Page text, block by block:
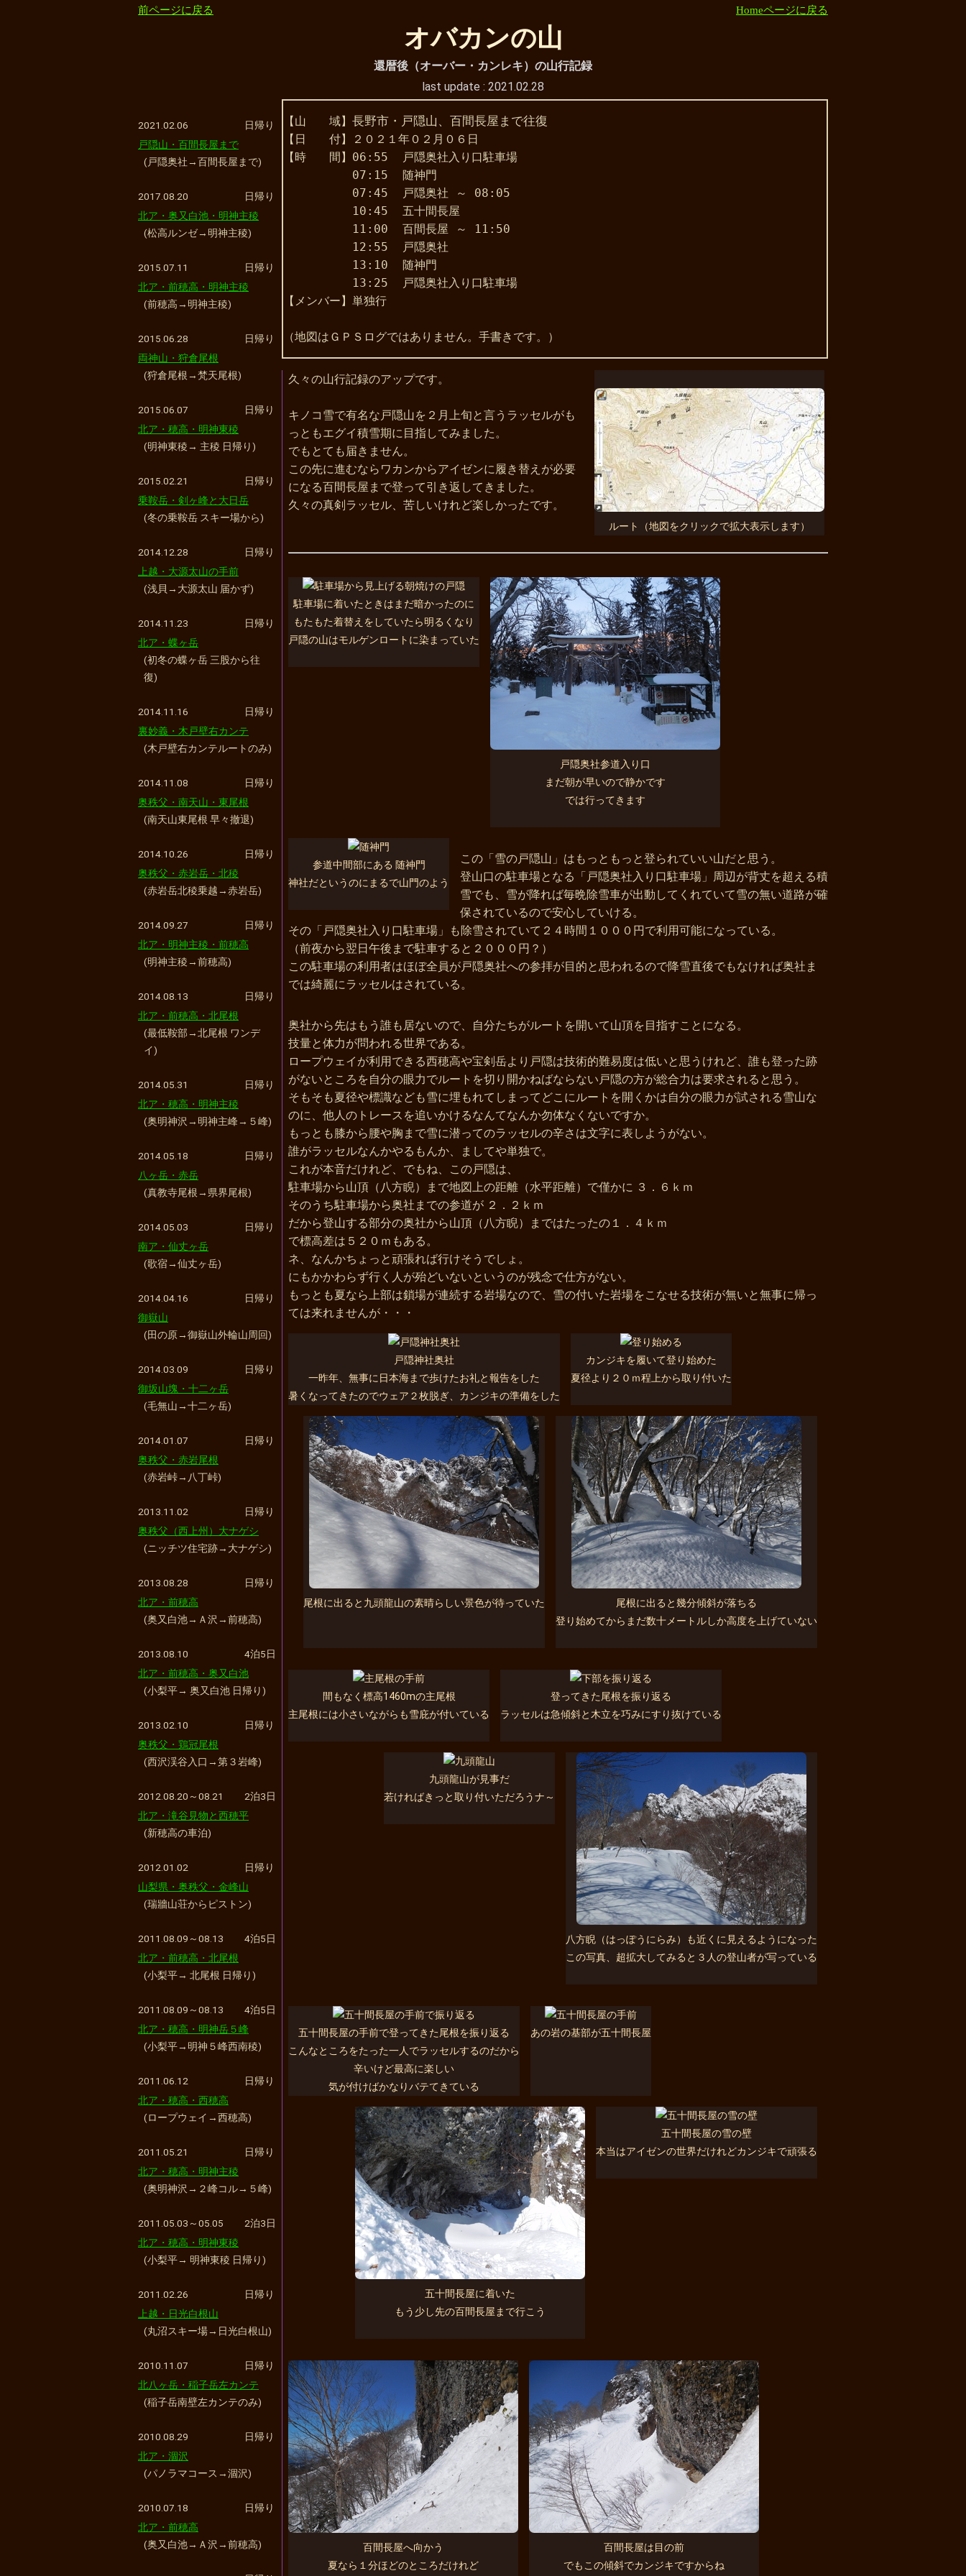
前ページに戻る Homeページに戻る
オバカンの山
還暦後（オーバー・カンレキ）の山行記録
last update : 2021.02.28
2021.02.06
日帰り
戸隠山・百間長屋まで
(戸隠奥社→百間長屋まで)
2017.08.20
日帰り
北ア・奥又白池・明神主稜
(松高ルンゼ→明神主稜)
2015.07.11
日帰り
北ア・前穂高・明神主稜
(前穂高→明神主稜)
2015.06.28
日帰り
両神山・狩倉尾根
(狩倉尾根→梵天尾根)
2015.06.07
日帰り
北ア・穂高・明神東稜
(明神東稜→ 主稜 日帰り)
2015.02.21
日帰り
乗鞍岳・剣ヶ峰と大日岳
(冬の乗鞍岳 スキー場から)
2014.12.28
日帰り
上越・大源太山の手前
(浅貝→大源太山 届かず)
2014.11.23
日帰り
北ア・蝶ヶ岳
(初冬の蝶ヶ岳 三股から往
復)
2014.11.16
日帰り
裏妙義・木戸壁右カンテ
(木戸壁右カンテルートのみ)
2014.11.08
日帰り
奥秩父・南天山・東尾根
(南天山東尾根 早々撤退)
2014.10.26
日帰り
奥秩父・赤岩岳・北稜
(赤岩岳北稜乗越→赤岩岳)
2014.09.27
日帰り
北ア・明神主稜・前穂高
(明神主稜→前穂高)
2014.08.13
日帰り
北ア・前穂高・北尾根
(最低鞍部→北尾根 ワンデ
イ)
2014.05.31
日帰り
北ア・穂高・明神主稜
(奥明神沢→明神主峰→５峰)
2014.05.18
日帰り
八ヶ岳・赤岳
(真教寺尾根→県界尾根)
2014.05.03
日帰り
南ア・仙丈ヶ岳
(歌宿→仙丈ヶ岳)
2014.04.16
日帰り
御嶽山
(田の原→御嶽山外輪山周回)
2014.03.09
日帰り
御坂山塊・十二ヶ岳
(毛無山→十二ヶ岳)
2014.01.07
日帰り
奥秩父・赤岩尾根
(赤岩峠→八丁峠)
2013.11.02
日帰り
奥秩父（西上州）大ナゲシ
(ニッチツ住宅跡→大ナゲシ)
2013.08.28
日帰り
北ア・前穂高
(奥又白池→Ａ沢→前穂高)
2013.08.10
4泊5日
北ア・前穂高・奥又白池
(小梨平→ 奥又白池 日帰り)
2013.02.10
日帰り
奥秩父・鶏冠尾根
(西沢渓谷入口→第３岩峰)
2012.08.20～08.21
2泊3日
北ア・滝谷見物と西穂平
(新穂高の車泊)
2012.01.02
日帰り
山梨県・奥秩父・金峰山
(瑞牆山荘からピストン)
2011.08.09～08.13
4泊5日
北ア・前穂高・北尾根
(小梨平→ 北尾根 日帰り)
2011.08.09～08.13
4泊5日
北ア・穂高・明神岳５峰
(小梨平→明神５峰西南稜)
2011.06.12
日帰り
北ア・穂高・西穂高
(ロープウェイ→西穂高)
2011.05.21
日帰り
北ア・穂高・明神主稜
(奥明神沢→２峰コル→５峰)
2011.05.03～05.05
2泊3日
北ア・穂高・明神東稜
(小梨平→ 明神東稜 日帰り)
2011.02.26
日帰り
上越・日光白根山
(丸沼スキー場→日光白根山)
2010.11.07
日帰り
北八ヶ岳・稲子岳左カンテ
(稲子岳南壁左カンテのみ)
2010.08.29
日帰り
北ア・涸沢
(パノラマコース→涸沢)
2010.07.18
日帰り
北ア・前穂高
(奥又白池→Ａ沢→前穂高)
【山　　域】 長野市・戸隠山、百間長屋まで往復
【日　　付】２０２１年０２月０６日
【時　　間】06:55  戸隠奥社入り口駐車場
07:15  随神門
07:45  戸隠奥社 ～ 08:05
10:45  五十間長屋
11:00  百間長屋 ～ 11:50
12:55  戸隠奥社
13:10  随神門
13:25  戸隠奥社入り口駐車場
【メンバー】単独行
ルート（地図をクリックで拡大表示します）
久々の山行記録のアップです。
キノコ雪で有名な戸隠山を２月上旬と言うラッセルがも
っともエグイ積雪期に目指してみました。
でもとても届きません。
この先に進むならワカンからアイゼンに履き替えが必要
になる百間長屋まで登って引き返してきました。
駐車場に着いたときはまだ暗かったのに
もたもた着替えをしていたら明るくなり
戸隠の山はモルゲンロートに染まっていた
戸隠奥社参道入り口
まだ朝が早いので静かです
では行ってきます
参道中間部にある 随神門
神社だというのにまるで山門のよう
この「雪の戸隠山」はもっともっと登られていい山だと思う。
登山口の駐車場となる「戸隠奥社入り口駐車場」周辺が背丈を超える積
雪でも、雪が降れば毎晩除雪車が出動してくれていて雪の無い道路が確
保されているので安心していける。
その「戸隠奥社入り口駐車場」も除雪されていて２４時間１０００円で利用可能になっている。
（前夜から翌日午後まで駐車すると２０００円？）
この駐車場の利用者はほぼ全員が戸隠奥社への参拝が目的と思われるので降雪直後でもなければ奥社ま
では綺麗にラッセルはされている。
奥社から先はもう誰も居ないので、自分たちがルートを開いて山頂を目指すことになる。
技量と体力が問われる世界である。
ロープウェイが利用できる西穂高や宝剣岳より戸隠は技術的難易度は低いと思うけれど、誰も登った跡
がないところを自分の眼力でルートを切り開かねばならない戸隠の方が総合力は要求されると思う。
そもそも夏径や標識なども雪に埋もれてしまってどこにルートを開くかは自分の眼力が試される雪山な
のに、他人のトレースを追いかけるなんてなんか勿体なくないですか。
もっとも膝から腰や胸まで雪に潜ってのラッセルの辛さは文字に表しようがない。
誰がラッセルなんかやるもんか、ましてや単独で。
これが本音だけれど、でもね、この戸隠は、
駐車場から山頂（八方睨）まで地図上の距離（水平距離）で僅かに ３．６ｋｍ
そのうち駐車場から奥社までの参道が ２．２ｋｍ
だから登山する部分の奥社から山頂（八方睨）まではたったの１．４ｋｍ
で標高差は５２０ｍもある。
ネ、なんかちょっと頑張れば行けそうでしょ。
にもかかわらず行く人が殆どいないというのが残念で仕方がない。
もっとも夏なら上部は鎖場が連続する岩場なので、雪の付いた岩場をこなせる技術が無いと無事に帰っ
ては来れませんが・・・
戸隠神社奥社
一昨年、無事に日本海まで歩けたお礼と報告をした
暑くなってきたのでウェア２枚脱ぎ、カンジキの準備をした
カンジキを履いて登り始めた
夏径より２０ｍ程上から取り付いた
尾根に出ると九頭龍山の素晴らしい景色が待っていた
尾根に出ると幾分傾斜が落ちる
登り始めてからまだ数十メートルしか高度を上げていない
間もなく標高1460mの主尾根
主尾根には小さいながらも雪庇が付いている
登ってきた尾根を振り返る
ラッセルは急傾斜と木立を巧みにすり抜けている
九頭龍山が見事だ
若ければきっと取り付いただろうナ～
八方睨（はっぽうにらみ）も近くに見えるようになった
この写真、超拡大してみると３人の登山者が写っている
五十間長屋の手前で登ってきた尾根を振り返る
こんなところをたった一人でラッセルするのだから
辛いけど最高に楽しい
気が付けばかなりバテてきている
あの岩の基部が五十間長屋
五十間長屋に着いた
もう少し先の百間長屋まで行こう
五十間長屋の雪の壁
本当はアイゼンの世界だけれどカンジキで頑張る
百間長屋へ向かう
夏なら１分ほどのところだけれど
百間長屋は目の前
でもこの傾斜でカンジキですからね